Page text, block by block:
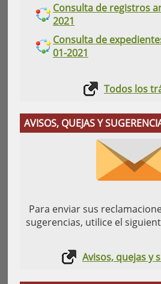
Consulta de registros
2021
Consulta de
01-2021
Todos los
AVISOS, QUEJAS Y
Para enviar sus
sugerencias, utilice el
Avisos, quejas y